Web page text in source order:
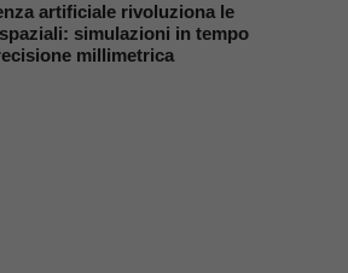
artificiale rivoluziona le
simulazioni in tempo
millimetrica